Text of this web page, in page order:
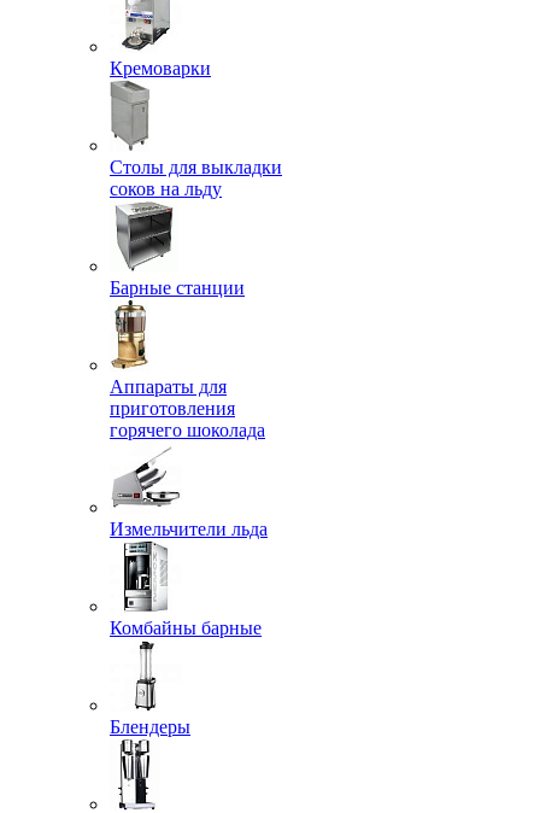
Кремоварки
Столы для выкладки
соков на льду
Барные станции
Аппараты для
приготовления
горячего шоколада
Измельчители льда
Комбайны барные
Блендеры